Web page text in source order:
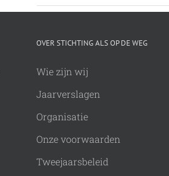
OVER STICHTING ALS OP DE WEG
Wie zijn wij
Jaarverslagen
Organisatie
Onze voorwaarden
Tweejaarsbeleid